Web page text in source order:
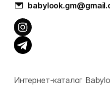
Интернет-каталог